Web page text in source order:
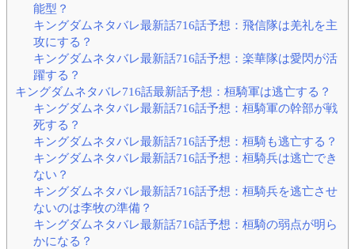
能型？
キングダムネタバレ最新話716話予想：飛信隊は羌礼を主
攻にする？
キングダムネタバレ最新話716話予想：楽華隊は愛閃が活
躍する？
キングダムネタバレ716話最新話予想：桓騎軍は逃亡する？
キングダムネタバレ最新話716話予想：桓騎軍の幹部が戦
死する？
キングダムネタバレ最新話716話予想：桓騎も逃亡する？
キングダムネタバレ最新話716話予想：桓騎兵は逃亡でき
ない？
キングダムネタバレ最新話716話予想：桓騎兵を逃亡させ
ないのは李牧の準備？
キングダムネタバレ最新話716話予想：桓騎の弱点が明ら
かになる？